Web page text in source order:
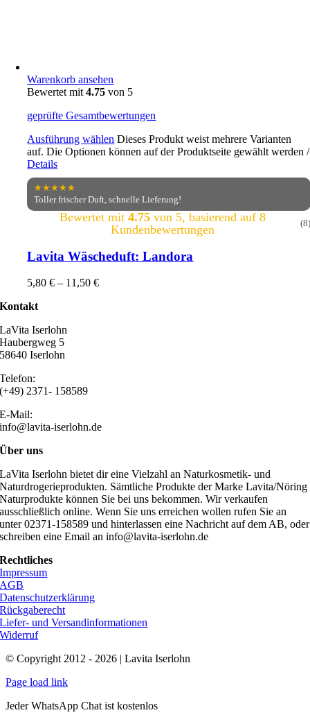
Warenkorb ansehen
Bewertet mit4.75 von 5
geprüfte Gesamtbewertungen
Ausführung wählen Dieses Produkt weist mehrere Varianten
auf. Die Optionen können auf der Produktseite gewählt werden/
Details
★★★★★
Toller frischer Duft, schnelle Lieferung!
Bewertet mit 4.75von 5, basierend auf 8
Kundenbewertungen
(8)
Lavita Wäscheduft: Landora
5,80€ – 11,50€
Kontakt
LaVita Iserlohn
Haubergweg 5
58640 Iserlohn
Telefon:
(+49) 2371- 158589
E-Mail:
info@lavita-iserlohn.de
Über uns
LaVita Iserlohn bietet dir eine Vielzahl an Naturkosmetik- und
Naturdrogerieprodukten. Sämtliche Produkte der Marke Lavita/Nöring
Naturprodukte können Sie bei uns bekommen. Wir verkaufen
ausschließlich online. Wenn Sie uns erreichen wollen rufen Sie an
unter 02371-158589 und hinterlassen eine Nachricht auf dem AB, oder
schreiben eine Email an info@lavita-iserlohn.de
Rechtliches
Impressum
AGB
Datenschutzerklärung
Rückgaberecht
Liefer- und Versandinformationen
Widerruf
© Copyright 2012 - 2026 | Lavita Iserlohn
Page load link
Jeder WhatsApp Chat ist kostenlos